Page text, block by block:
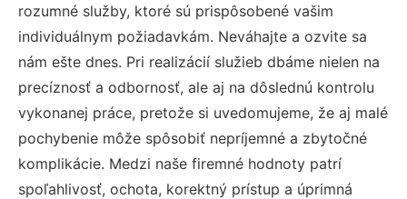
rozumné služby, ktoré sú prispôsobené vašim
individuálnym požiadavkám. Neváhajte a ozvite sa
nám ešte dnes. Pri realizácií služieb dbáme nielen na
precíznosť a odbornosť, ale aj na dôslednú kontrolu
vykonanej práce, pretože si uvedomujeme, že aj malé
pochybenie môže spôsobiť nepríjemné a zbytočné
komplikácie. Medzi naše firemné hodnoty patrí
spoľahlivosť, ochota, korektný prístup a úprimná